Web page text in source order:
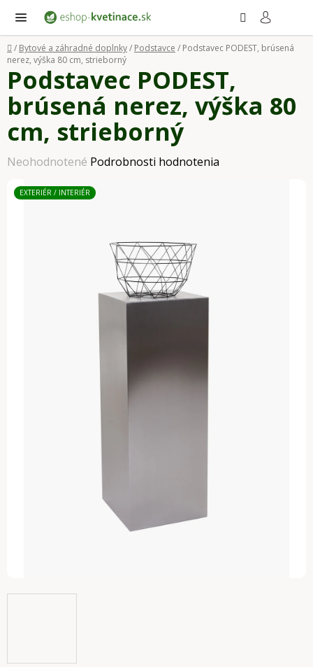
obsah
Domov
/ Bytové a záhradné doplnky/ Podstavce / Podstavec PODEST, brúsená
nerez, výška 80 cm, strieborný
Podstavec PODEST,
brúsená nerez, výška 80
cm, strieborný
Priemerné
produktu
Neohodnotené Podrobnosti hodnotenia
EXTERIÉR / INTERIÉR